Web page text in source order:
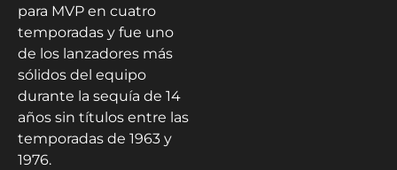
para MVP en cuatro
temporadas y fue uno
de los lanzadores más
sólidos del equipo
durante la sequía de 14
años sin títulos entre las
temporadas de 1963 y
1976.